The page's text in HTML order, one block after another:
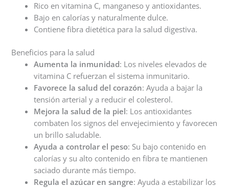
Rico en vitamina C, manganeso y antioxidantes.
Bajo en calorías y naturalmente dulce.
Contiene fibra dietética para la salud digestiva.
Beneficios para la salud
Aumenta la inmunidad: Los niveles elevados de
vitamina C refuerzan el sistema inmunitario.
Favorece la salud del corazón: Ayuda a bajar la
tensión arterial y a reducir el colesterol.
Mejora la salud de la piel: Los antioxidantes
combaten los signos del envejecimiento y favorecen
un brillo saludable.
Ayuda a controlar el peso: Su bajo contenido en
calorías y su alto contenido en fibra te mantienen
saciado durante más tiempo.
Regula el azúcar en sangre: Ayuda a estabilizar los